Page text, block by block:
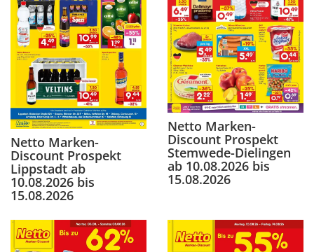
Netto Marken-
Discount Prospekt
Lippstadt ab
10.08.2026 bis
15.08.2026
Netto Marken-
Discount Prospekt
Stemwede-Dielingen
ab 10.08.2026 bis
15.08.2026